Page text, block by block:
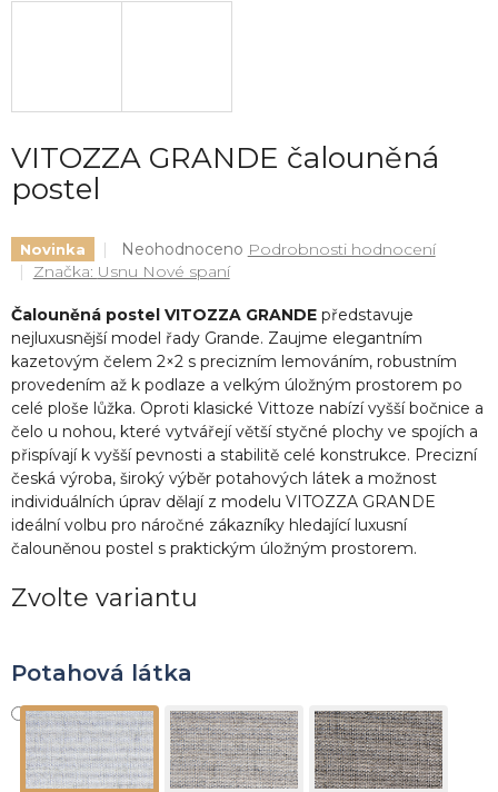
VITOZZA GRANDE čalouněná
postel
Novinka
Průměrné
hodnocení
je
0,0
z
5
hvězdiček.
Neohodnoceno Podrobnosti hodnocení
Značka: Usnu Nové spaní
Zvolte variantu
Potahová látka
Čalouněná postel VITOZZA GRANDE představuje
nejluxusnější model řady Grande. Zaujme elegantním
kazetovým čelem 2×2 s precizním lemováním, robustním
provedením až k podlaze a velkým úložným prostorem po
celé ploše lůžka. Oproti klasické Vittoze nabízí vyšší bočnice a
čelo u nohou, které vytvářejí větší styčné plochy ve spojích a
přispívají k vyšší pevnosti a stabilitě celé konstrukce. Precizní
česká výroba, široký výběr potahových látek a možnost
individuálních úprav dělají z modelu VITOZZA GRANDE
ideální volbu pro náročné zákazníky hledající luxusní
čalouněnou postel s praktickým úložným prostorem.